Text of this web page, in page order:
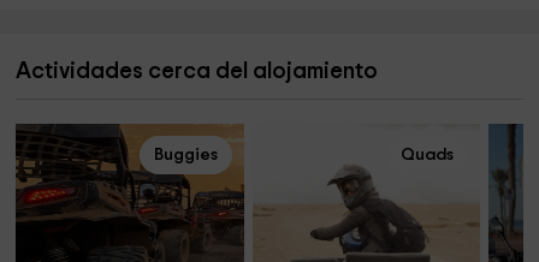
Actividades cerca del alojamiento
Buggies Quads